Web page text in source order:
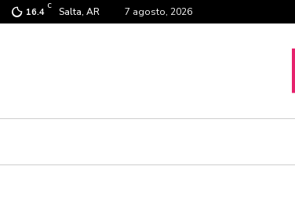
16.4
C Salta, AR 7 agosto, 2026